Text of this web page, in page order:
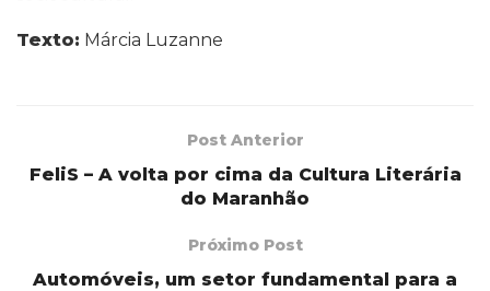
Texto: Márcia Luzanne
Post Anterior
FeliS – A volta por cima da Cultura Literária
do Maranhão
Próximo Post
Automóveis, um setor fundamental para a